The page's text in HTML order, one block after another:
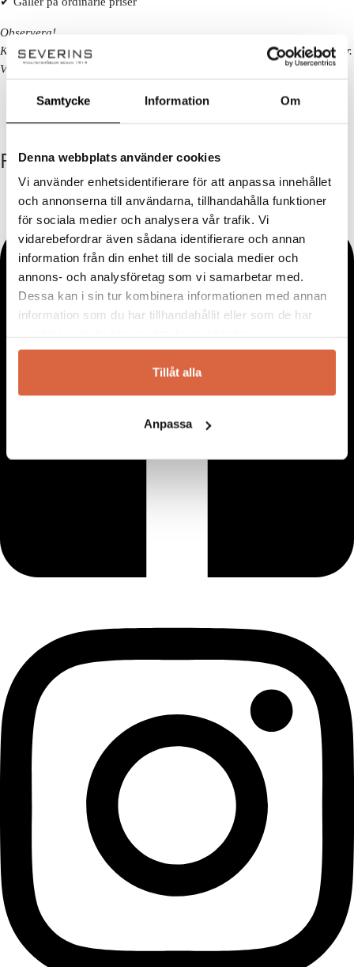
Samtycke Information Om
Denna webbplats använder cookies
Vi använder enhetsidentifierare för att anpassa innehållet
och annonserna till användarna, tillhandahålla funktioner
för sociala medier och analysera vår trafik. Vi
vidarebefordrar även sådana identifierare och annan
information från din enhet till de sociala medier och
annons- och analysföretag som vi samarbetar med.
Dessa kan i sin tur kombinera informationen med annan
information som du har tillhandahållit eller som de har
Tillåt alla
Anpassa
Observera!
Kan ej kombineras med andra erbjudanden eller redan nedsatta priser.
Vissa kategorier och varumärken är exkluderade. Se alla villkorhär!
FÖLJ OSS